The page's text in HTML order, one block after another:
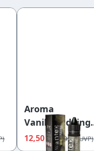
Aroma
Vanillepudding
Wanted
12,50 € 12,95 €